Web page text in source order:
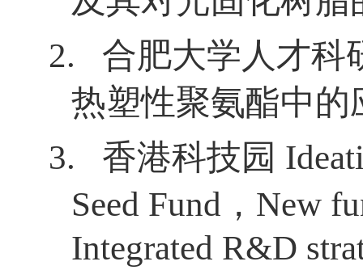
2.
合肥大学人才科
热塑性聚氨酯中的
3.
香港科技园
Seed Fund ， New
Integrated R&D